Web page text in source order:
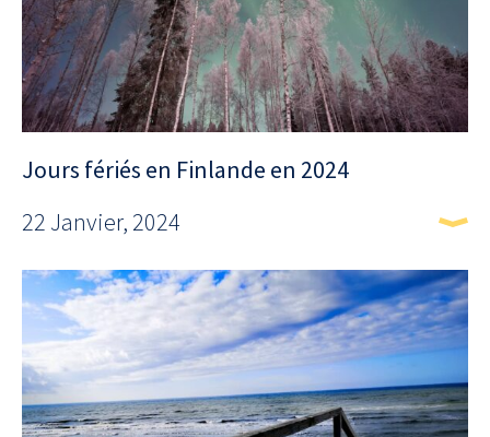
Jours fériés en Finlande en 2024
22 Janvier, 2024